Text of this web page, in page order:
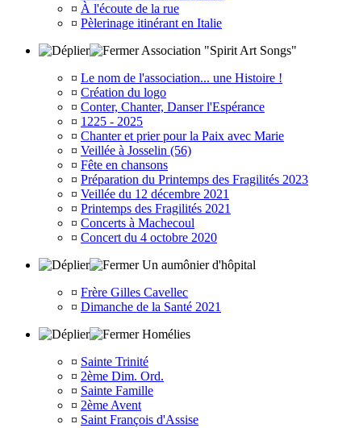
¤ À l'écoute de la rue
¤ Pèlerinage itinérant en Italie
Association "Spirit Art Songs"
¤ Le nom de l'association... une Histoire !
¤ Création du logo
¤ Conter, Chanter, Danser l'Espérance
¤ 1225 - 2025
¤ Chanter et prier pour la Paix avec Marie
¤ Veillée à Josselin (56)
¤ Fête en chansons
¤ Préparation du Printemps des Fragilités 2023
¤ Veillée du 12 décembre 2021
¤ Printemps des Fragilités 2021
¤ Concerts à Machecoul
¤ Concert du 4 octobre 2020
Un aumônier d'hôpital
¤ Frère Gilles Cavellec
¤ Dimanche de la Santé 2021
Homélies
¤ Sainte Trinité
¤ 2ème Dim. Ord.
¤ Sainte Famille
¤ 2ème Avent
¤ Saint François d'Assise